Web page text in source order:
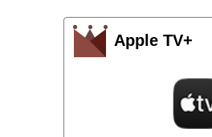
Apple TV+